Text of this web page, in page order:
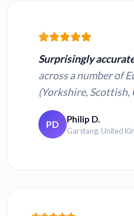
Surprisingly
across a number of
(Yorkshire,
PD Philip D.
Garstang, United